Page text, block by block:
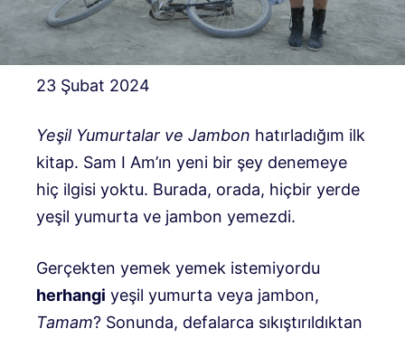
23 Şubat 2024
Yeşil Yumurtalar ve Jambon hatırladığım ilk
kitap. Sam I Am’ın yeni bir şey denemeye
hiç ilgisi yoktu. Burada, orada, hiçbir yerde
yeşil yumurta ve jambon yemezdi.
Gerçekten yemek yemek istemiyordu
herhangi yeşil yumurta veya jambon,
Tamam? Sonunda, defalarca sıkıştırıldıktan